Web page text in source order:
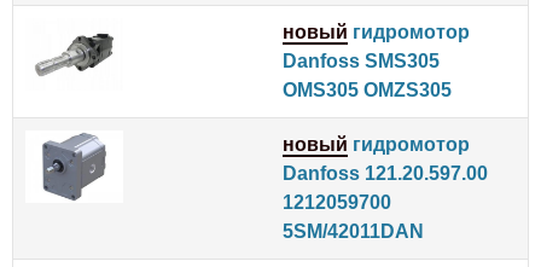
новый гидромотор
Danfoss SMS305
OMS305 OMZS305
новый гидромотор
Danfoss 121.20.597.00
1212059700
5SM/42011DAN